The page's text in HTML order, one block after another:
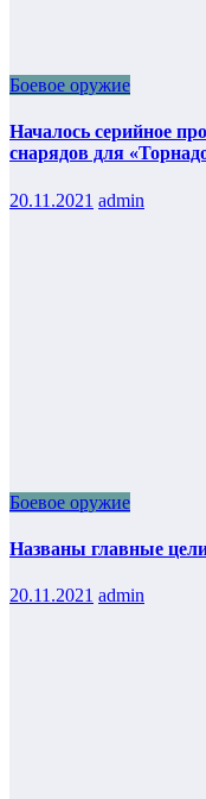
Боевое оружие
Началось серийное
снарядов для
20.11.2021 admin
Боевое оружие
Названы главные
20.11.2021 admin